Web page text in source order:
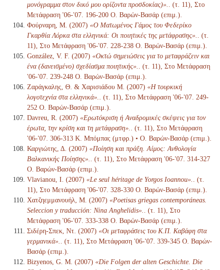
μονόγραμμα στον δικό μου ορίζοντα προσδοκίας)».
. (τ. 11), Στο
Μετάφραση '06-'07. 196-200 Ο. Βαρών-Βασάρ (επιμ.).
Φούρναρη, Μ. (2007) «Ο Ματωμένος Γάμος του Φεδερίκο
Γκαρθία Λόρκα στα ελληνικά: Οι ποιητικές της μετάφρασης».
. (τ.
11), Στο Μετάφραση '06-'07. 228-238 Ο. Βαρών-Βασάρ (επιμ.).
González, V. F. (2007) «Οκτώ σημειώσεις για το μεταφράζειν και
ένα (δανεισμένο) σχεδίασμα ποιητικής».
. (τ. 11), Στο Μετάφραση
'06-'07. 239-248 Ο. Βαρών-Βασάρ (επιμ.).
Ζαράγκαλης, Θ. & Χαρισιάδου Μ. (2007) «Η τουρκική
λογοτεχνία στα ελληνικά».
. (τ. 11), Στο Μετάφραση '06-'07. 249-
252 Ο. Βαρών-Βασάρ (επιμ.).
Davreu, R. (2007) «Ερωτόκριση ή Αναδρομικές σκέψεις για τον
έρωτα, την κρίση και τη μετάφραση».
. (τ. 11), Στο Μετάφραση
'06-'07. 306-313 Κ. Μπόμπας (μτφρ.) • Ο. Βαρών-Βασάρ (επιμ.).
Καργιώτης, Δ. (2007) «Ποίηση και πράξη. Αίμος: Ανθολογία
Βαλκανικής Ποίησης».
. (τ. 11), Στο Μετάφραση '06-'07. 314-327
Ο. Βαρών-Βασάρ (επιμ.).
Vlavianou, I. (2007) «Le seul héritage de Yorgos Ioannou».
. (τ.
11), Στο Μετάφραση '06-'07. 328-330 Ο. Βαρών-Βασάρ (επιμ.).
Χατζηεμμανουήλ, Μ. (2007) «Poetisas griegas contemporáneas.
Seleccion y traducción: Nina Anghelidis».
. (τ. 11), Στο
Μετάφραση '06-'07. 333-338 Ο. Βαρών-Βασάρ (επιμ.).
Σιδέρη-Σπεκ, Ντ. (2007) «Οι μεταφράσεις του Κ.Π. Καβάφη στα
γερμανικά».
. (τ. 11), Στο Μετάφραση '06-'07. 339-345 Ο. Βαρών-
Βασάρ (επιμ.).
Bizyenos, G. M. (2007) «Die Folgen der alten Geschichte. Die